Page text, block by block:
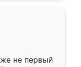
не первый